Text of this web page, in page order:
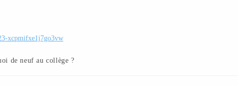
xcpmifxe1j7go3vw
de neuf au collège ?